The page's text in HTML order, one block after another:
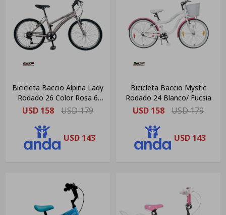
Bicicleta Baccio Alpina Lady
Rodado 26 Color Rosa 6
Velocidades
USD 158 USD179
USD 143
Bicicleta Baccio Mystic
Rodado 24 Blanco/ Fucsia
USD 158 USD179
USD 143